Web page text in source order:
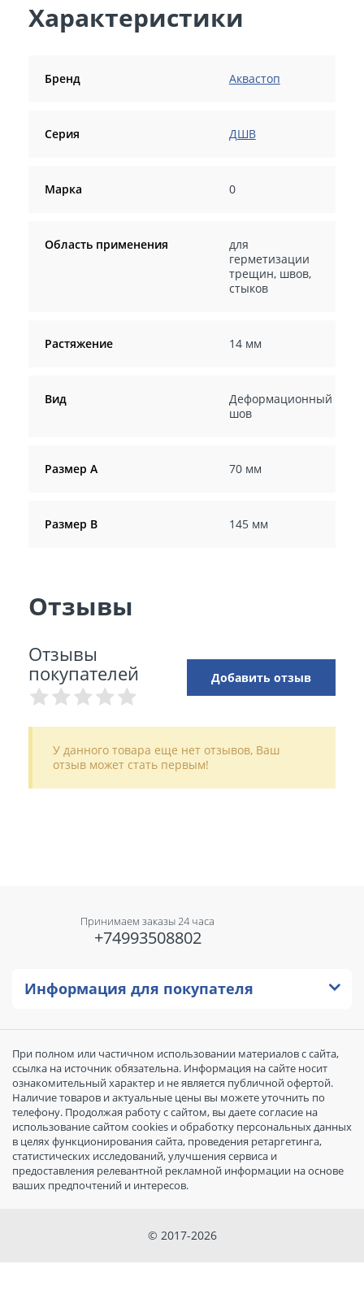
Характеристики
Бренд Аквастоп
Серия ДШВ
Марка 0
Область применения
для
герметизации
трещин, швов,
стыков
Растяжение 14 мм
Вид
Деформационный
шов
Размер А 70 мм
Размер В 145 мм
Отзывы
Отзывы
покупателей
Добавить отзыв
У данного товара еще нет отзывов, Ваш
отзыв может стать первым!
Принимаем заказы 24 часа
+74993508802
Информация для покупателя
При полном или частичном использовании материалов с сайта,
ссылка на источник обязательна. Информация на сайте носит
ознакомительный характер и не является публичной офертой.
Наличие товаров и актуальные цены вы можете уточнить по
телефону. Продолжая работу с сайтом, вы даете согласие на
использование сайтом cookies и обработку персональных данных
в целях функционирования сайта, проведения ретаргетинга,
статистических исследований, улучшения сервиса и
предоставления релевантной рекламной информации на основе
ваших предпочтений и интересов.
© 2017-2026